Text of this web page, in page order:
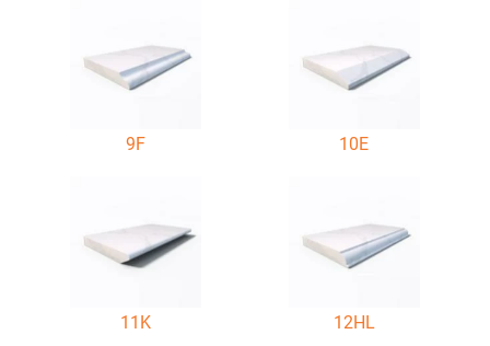
9F 10E
11K 12HL